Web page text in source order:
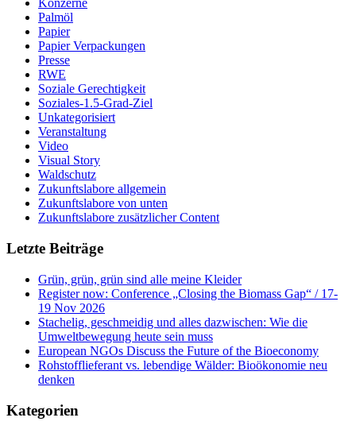
Konzerne
Palmöl
Papier
Papier Verpackungen
Presse
RWE
Soziale Gerechtigkeit
Soziales-1.5-Grad-Ziel
Unkategorisiert
Veranstaltung
Video
Visual Story
Waldschutz
Zukunftslabore allgemein
Zukunftslabore von unten
Zukunftslabore zusätzlicher Content
Letzte Beiträge
Grün, grün, grün sind alle meine Kleider
Register now: Conference „Closing the Biomass Gap“ / 17-
19 Nov 2026
Stachelig, geschmeidig und alles dazwischen: Wie die
Umweltbewegung heute sein muss
European NGOs Discuss the Future of the Bioeconomy
Rohstofflieferant vs. lebendige Wälder: Bioökonomie neu
denken
Kategorien